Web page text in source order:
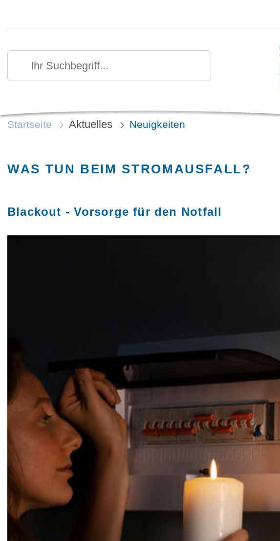
Ihr Suchbegriff
Suchen
Startseite Aktuelles Neuigkeiten
WAS TUN BEIM STROMAUSFALL?
Blackout - Vorsorge für den Notfall